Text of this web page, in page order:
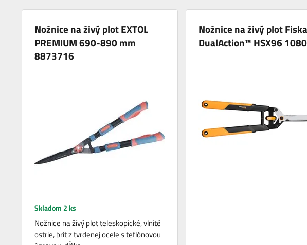
Nožnice na živý plot EXTOL
PREMIUM 690-890 mm
8873716
Skladom 2 ks
Nožnice na živý plot teleskopické, vlnité
ostrie, brit z tvrdenej ocele s teflónovou
Nožnice na živý plot
DualAction™ HSX96